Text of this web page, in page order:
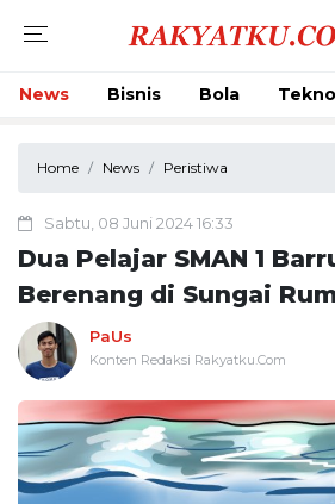
News Bisnis Bola Tekno
Home News Peristiwa
Sabtu, 08 Juni 2024 16:33
Dua Pelajar SMAN 1
Berenang di Sungai
PaUs
Konten Redaksi Rakyatku.Com